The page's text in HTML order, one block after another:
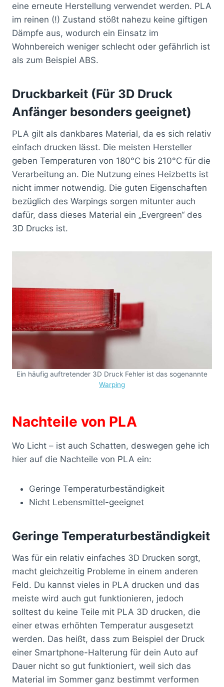
eine erneute Herstellung verwendet werden. PLA
im reinen (!) Zustand stößt nahezu keine giftigen
Dämpfe aus, wodurch ein Einsatz im
Wohnbereich weniger schlecht oder gefährlich ist
als zum Beispiel ABS.
Druckbarkeit (Für 3D Druck
Anfänger besonders geeignet)
PLA gilt als dankbares Material, da es sich relativ
einfach drucken lässt. Die meisten Hersteller
geben Temperaturen von 180°C bis 210°C für die
Verarbeitung an. Die Nutzung eines Heizbetts ist
nicht immer notwendig. Die guten Eigenschaften
bezüglich des Warpings sorgen mitunter auch
dafür, dass dieses Material ein „Evergreen“ des
3D Drucks ist.
Ein häufig auftretender 3D Druck Fehler ist das sogenannte
Warping
Nachteile von PLA
Wo Licht – ist auch Schatten, deswegen gehe ich
hier auf die Nachteile von PLA ein:
Geringe Temperaturbeständigkeit
Nicht Lebensmittel-geeignet
Geringe Temperaturbeständigkeit
Was für ein relativ einfaches 3D Drucken sorgt,
macht gleichzeitig Probleme in einem anderen
Feld. Du kannst vieles in PLA drucken und das
meiste wird auch gut funktionieren, jedoch
solltest du keine Teile mit PLA 3D drucken, die
einer etwas erhöhten Temperatur ausgesetzt
werden. Das heißt, dass zum Beispiel der Druck
einer Smartphone-Halterung für dein Auto auf
Dauer nicht so gut funktioniert, weil sich das
Material im Sommer ganz bestimmt verformen